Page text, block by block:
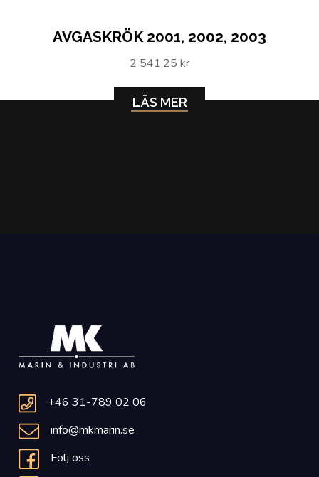
AVGASKRÖK 2001, 2002, 2003
2 541,25 kr
LÄS MER
+46 31-789 02 06
info@mkmarin.se
Följ oss